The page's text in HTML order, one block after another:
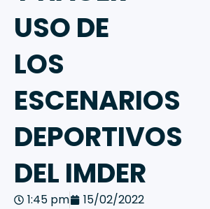
USO DE
LOS
ESCENARIOS
DEPORTIVOS
DEL IMDER
1:45 pm 15/02/2022